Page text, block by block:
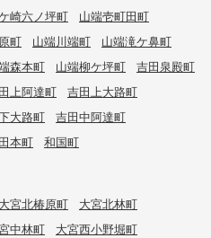
崎六ノ坪町
山端壱町田町
町 山端川端町
山端滝ケ鼻町
森本町 山端柳ケ坪町
吉田泉殿町
上阿達町
吉田上大路町
大路町
吉田中阿達町
本町 和国町
大宮北椿原町
大宮北林町
中林町
大宮西小野堀町